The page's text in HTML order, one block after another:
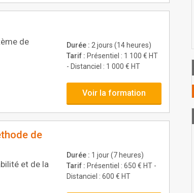
de
Durée : 2 jours (14 heures)
Tarif : Présentiel : 1 100 € HT
- Distanciel : 1 000 € HT
Voir la formation
de
et de la
Durée : 1 jour (7 heures)
Tarif : Présentiel : 650 € HT -
Distanciel : 600 € HT